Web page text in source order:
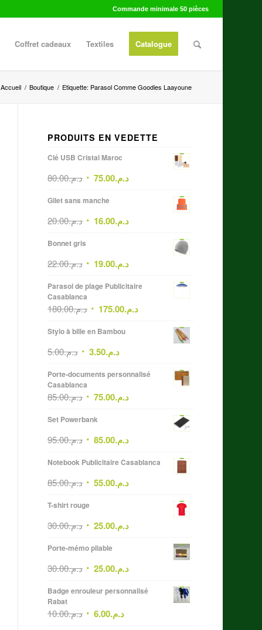
Commande minimale 50 pièces
Coffret cadeaux Textiles Catalogue
Accueil / Boutique / Etiquette: Parasol Comme Goodies Laayoune
PRODUITS EN VEDETTE
Clé USB Cristal Maroc
د.م.80.00 د.م.75.00
Gilet sans manche
د.م.20.00 د.م.16.00
Bonnet gris
د.م.22.00 د.م.19.00
Parasol de plage Publicitaire
Casablanca
د.م.180.00 د.م.175.00
Stylo à bille en Bambou
د.م.5.00 د.م.3.50
Porte-documents personnalisé
Casablanca
د.م.85.00 د.م.75.00
Set Powerbank
د.م.95.00 د.م.85.00
Notebook Publicitaire Casablanca
د.م.85.00 د.م.55.00
T-shirt rouge
د.م.30.00 د.م.25.00
Porte-mémo pliable
د.م.30.00 د.م.25.00
Badge enrouleur personnalisé
Rabat
د.م.10.00 د.م.6.00